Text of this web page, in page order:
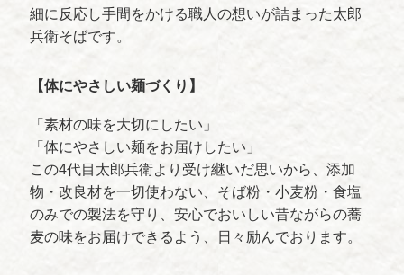
細に反応し手間をかける職人の想いが詰まった太郎
兵衛そばです。
【体にやさしい麺づくり】
「素材の味を大切にしたい」
「体にやさしい麺をお届けしたい」
この4代目太郎兵衛より受け継いだ思いから、添加
物・改良材を一切使わない、そば粉・小麦粉・食塩
のみでの製法を守り、安心でおいしい昔ながらの蕎
麦の味をお届けできるよう、日々励んでおります。